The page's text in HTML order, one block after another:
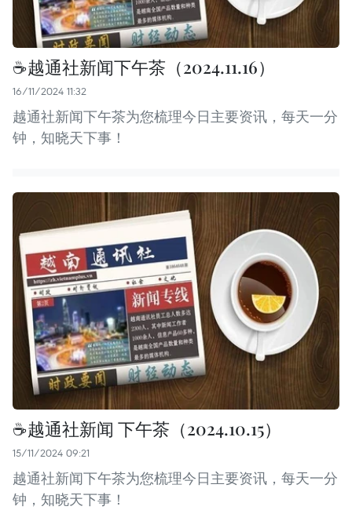
☕️越通社新闻下午茶（2024.11.16）
16/11/2024 11:32
越通社新闻下午茶为您梳理今日主要资讯，每天一分
钟，知晓天下事！
☕️越通社新闻 下午茶（2024.10.15）
15/11/2024 09:21
越通社新闻下午茶为您梳理今日主要资讯，每天一分
钟，知晓天下事！